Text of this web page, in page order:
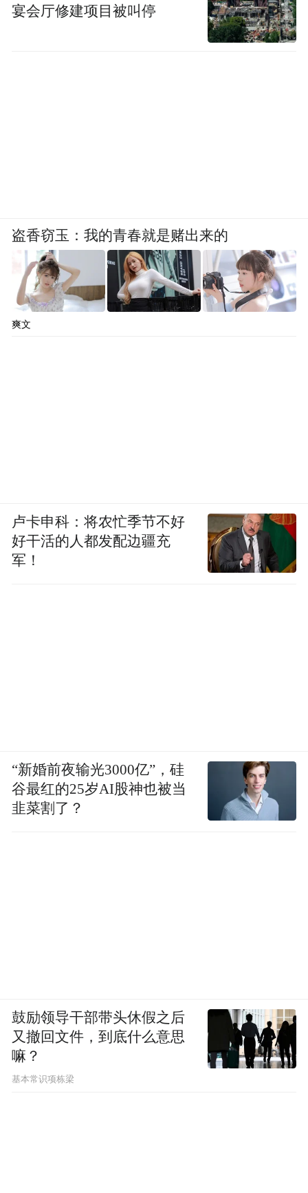
宴会厅修建项目被叫停
盗香窃玉：我的青春就是赌出来的
爽文
卢卡申科：将农忙季节不好
好干活的人都发配边疆充
军！
“新婚前夜输光3000亿”，硅
谷最红的25岁AI股神也被当
韭菜割了？
鼓励领导干部带头休假之后
又撤回文件，到底什么意思
嘛？
基本常识项栋梁